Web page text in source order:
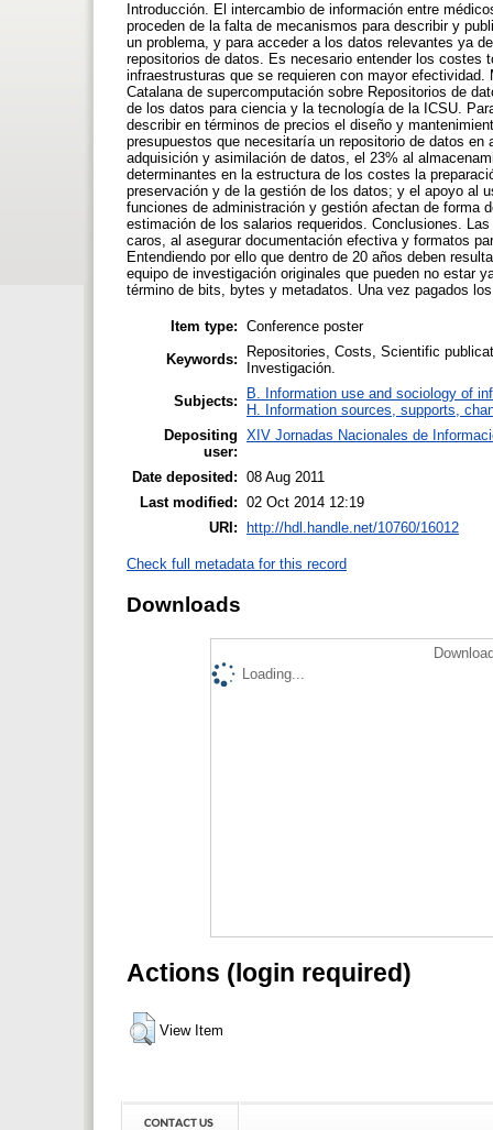
Introducción. El intercambio de información entre
proceden de la falta de mecanismos para describir y
un problema, y para acceder a los datos relevantes ya
repositorios de datos. Es necesario entender los costes
infraestrusturas que se requieren con mayor
Catalana de supercomputación sobre Repositorios de
de los datos para ciencia y la tecnología de la ICSU.
describir en términos de precios el diseño y
presupuestos que necesitaría un repositorio de datos
adquisición y asimilación de datos, el 23% al
determinantes en la estructura de los costes la
preservación y de la gestión de los datos; y el apoyo al
funciones de administración y gestión afectan de forma
estimación de los salarios requeridos. Conclusiones.
caros, al asegurar documentación efectiva y formatos
Entendiendo por ello que dentro de 20 años deben
equipo de investigación originales que pueden no estar
término de bits, bytes y metadatos. Una vez pagados
Item type: Conference poster
Keywords:
Repositories, Costs, Scientific
Investigación.
Subjects:
B. Information use and sociology of
H. Information sources, supports,
Depositing
user:
XIV Jornadas Nacionales de
Date deposited: 08 Aug 2011
Last modified: 02 Oct 2014 12:19
URI:
http://hdl.handle.net/10760/16012
Check full metadata for this record
Downloads
Loading...
Actions (login required)
View Item